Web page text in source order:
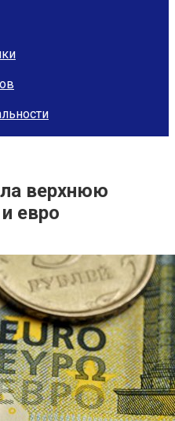
верхнюю
евро